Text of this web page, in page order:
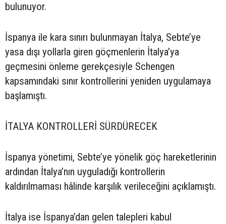
bulunuyor.
İspanya ile kara sınırı bulunmayan İtalya, Sebte’ye
yasa dışı yollarla giren göçmenlerin İtalya’ya
geçmesini önleme gerekçesiyle Schengen
kapsamındaki sınır kontrollerini yeniden uygulamaya
başlamıştı.
İTALYA KONTROLLERİ SÜRDÜRECEK
İspanya yönetimi, Sebte’ye yönelik göç hareketlerinin
ardından İtalya’nın uyguladığı kontrollerin
kaldırılmaması hâlinde karşılık verileceğini açıklamıştı.
İtalya ise İspanya’dan gelen talepleri kabul